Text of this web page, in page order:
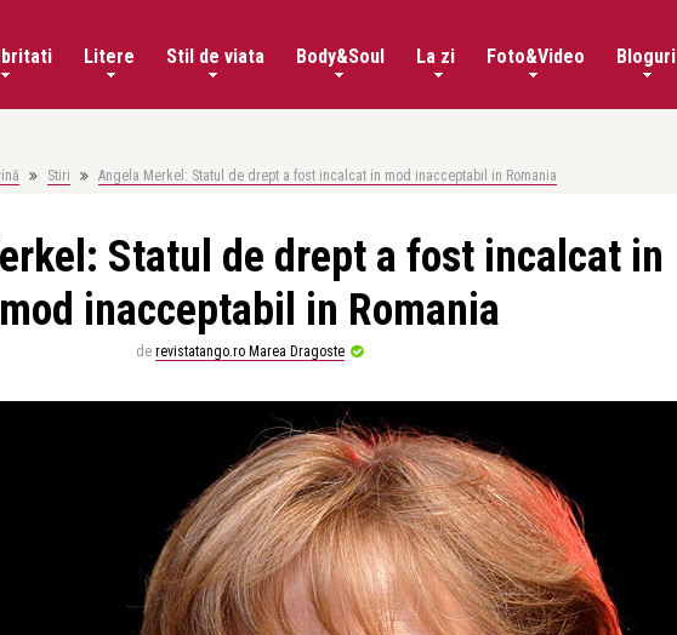
Litere Stil de viata Body&Soul La zi Foto&Video Bloguri
Stiri Angela Merkel: Statul de drept a fost incalcat in mod inacceptabil in Romania
Statul de drept a fost incalcat in
mod inacceptabil in Romania
de revistatango.ro Marea Dragoste